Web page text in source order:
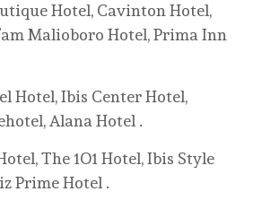
Hotel, Cavinton Hotel,
Malioboro Hotel, Prima Inn
Hotel, Ibis Center Hotel,
Alana Hotel .
The 1O1 Hotel, Ibis Style
Prime Hotel .